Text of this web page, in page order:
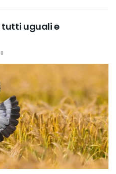
tutti uguali e
0